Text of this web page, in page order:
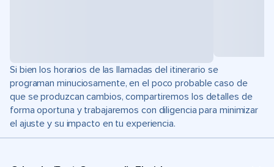
Si bien los horarios de las llamadas del itinerario se
programan minuciosamente, en el poco probable caso de
que se produzcan cambios, compartiremos los detalles de
forma oportuna y trabajaremos con diligencia para minimizar
el ajuste y su impacto en tu experiencia.